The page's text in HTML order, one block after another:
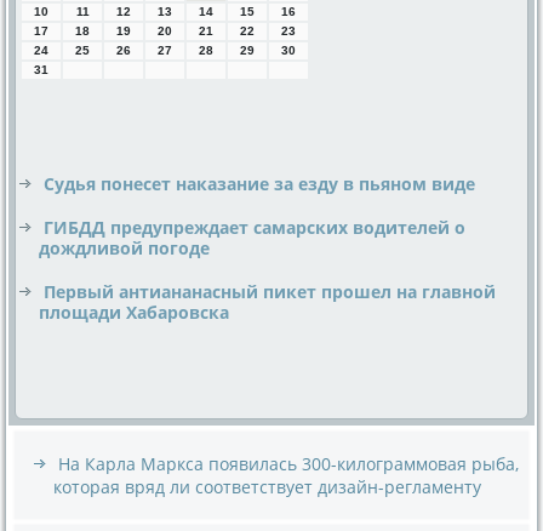
10
11 12 13 14 15
16
17
18 19 20 21 22
23
24
25 26 27 28 29
30
31
Судья понесет наказание за езду в пьяном виде
ГИБДД предупреждает самарских водителей о
дождливой погоде
Первый антиананасный пикет прошел на главной
площади Хабаровска
На Карла Маркса появилась 300-килограммовая рыба,
которая вряд ли соответствует дизайн-регламенту